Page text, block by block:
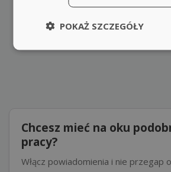
Chcesz mieć na oku
pracy?
Włącz powiadomienia i nie przegap
POKAŻ SZCZEGÓŁY